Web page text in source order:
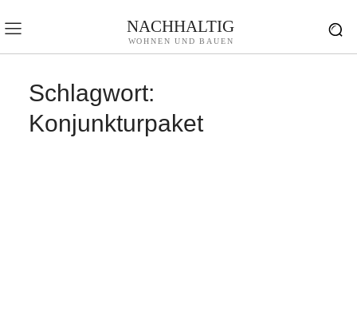
NACHHALTIG
WOHNEN UND BAUEN
Schlagwort:
Konjunkturpaket